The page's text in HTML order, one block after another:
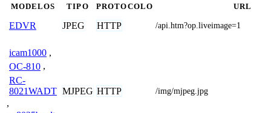
MODELOS TIPO PROTOCOLO URL
EDVR JPEG HTTP /api.htm?op.liveimage=1
icam1000 ,
OC-810 ,
RC-
8021WADT
,
MJPEG HTTP /img/mjpeg.jpg